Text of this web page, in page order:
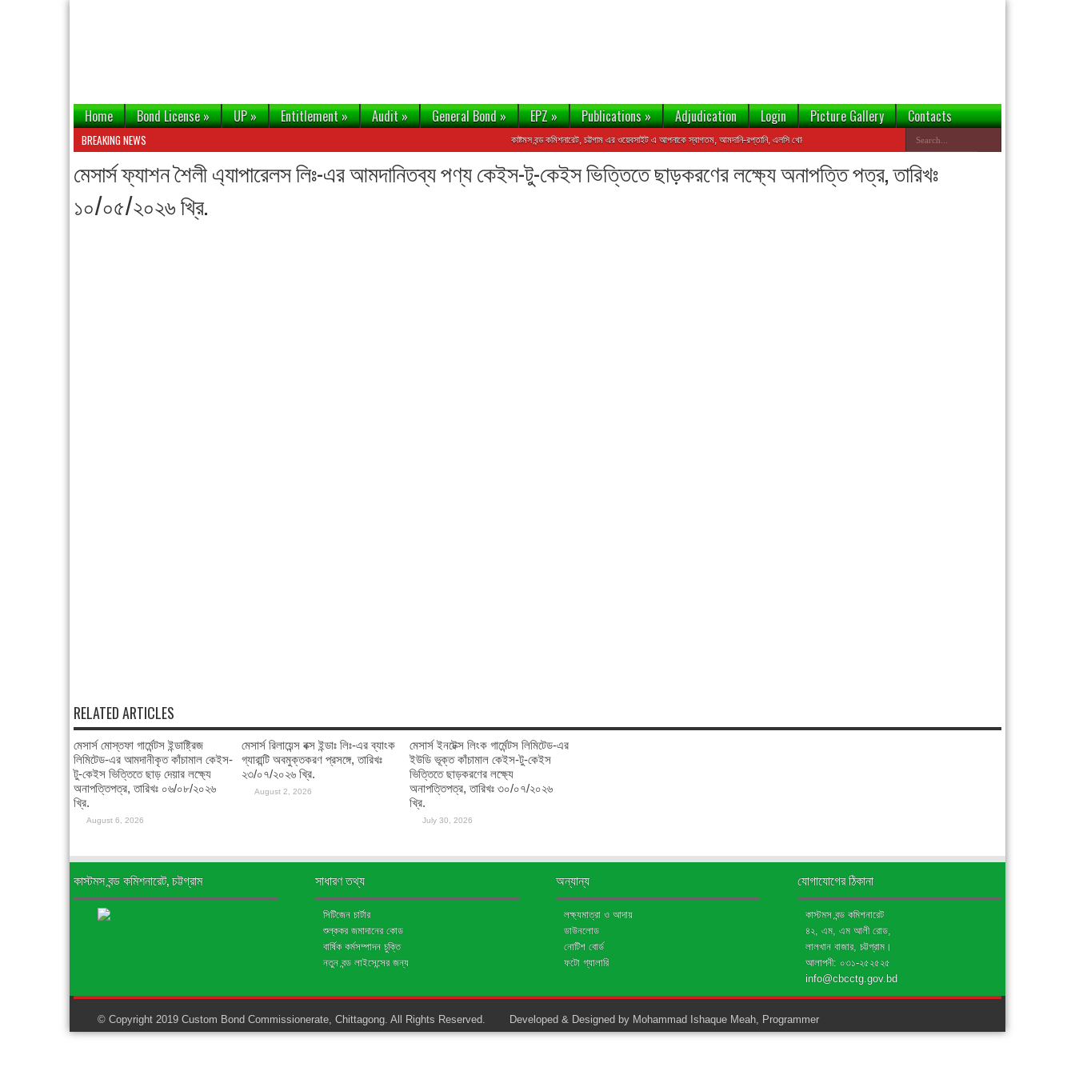
Home Bond License» UP» Entitlement» Audit» General Bond» EPZ» Publications» Adjudication Login Picture Gallery Contacts
BREAKING NEWS কাষ্টমস বন্ড কমিশনারেট, চট্টগাম এর ওয়েবসাইট এ আপনাকে স্বাগতম, আমদানি-রপ্তানি, এলসি খোলা সহ ইত্যাদি কার্যক্রমে ঝুঁকি হ্রাসের জন্য এই ওয়েবসাইটের ডেটাবেজ থেকে বন্ডেড প্রতিষ্ঠানের
মেসার্স ফ্যাশন শৈলী এ্যাপারেলস লিঃ-এর আমদানিতব্য পণ্য কেইস-টু-কেইস ভিত্তিতে ছাড়করণের লক্ষ্যে অনাপত্তি পত্র, তারিখঃ
১০/০৫/২০২৬ খ্রি.
RELATED ARTICLES
মেসার্স মোস্তফা গার্মেন্টস ইন্ডাষ্ট্রিজ
লিমিটেড-এর আমদানীকৃত কাঁচামাল কেইস-
টু-কেইস ভিত্তিতে ছাড় দেয়ার লক্ষ্যে
অনাপত্তিপত্র, তারিখঃ ০৬/০৮/২০২৬
খ্রি.
August 6, 2026
মেসার্স রিলায়েন্স বক্স ইন্ডাঃ লিঃ-এর ব্যাংক
গ্যারান্টি অবমুক্তকরণ প্রসঙ্গে, তারিখঃ
২৩/০৭/২০২৬ খ্রি.
August 2, 2026
মেসার্স ইনটেক্স লিংক গার্মেন্টস লিমিটেড-এর
ইউডি ভূক্ত কাঁচামাল কেইস-টু-কেইস
ভিত্তিতে ছাড়করণের লক্ষ্যে
অনাপত্তিপত্র, তারিখঃ ৩০/০৭/২০২৬
খ্রি.
July 30, 2026
কাস্টমস বন্ড কমিশনারেট, চট্টগ্রাম সাধারণ তথ্য
সিটিজেন চার্টার
শুল্ককর জমাদানের কোড
বার্ষিক কর্মসম্পাদন চুক্তি
নতুন বন্ড লাইসেন্সের জন্য
অন্যান্য
লক্ষ্যমাত্রা ও আদায়
ডাউনলোড
নোটিশ বোর্ড
ফটো গ্যালারি
যোগাযোগের ঠিকানা
কাস্টমস বন্ড কমিশনারেট
৪২, এম, এম আলী রোড,
লালখান বাজার, চট্টগ্রাম।
আলাপনী: ০৩১-২৫২৫২৫
info@cbcctg.gov.bd
© Copyright 2019 Custom Bond Commissionerate, Chittagong. All Rights Reserved. Developed & Designed by Mohammad Ishaque Meah, Programmer